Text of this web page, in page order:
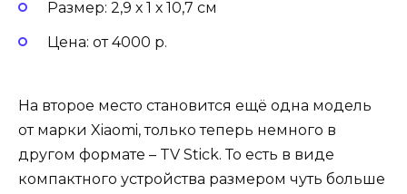
Размер: 2,9 х 1 х 10,7 см
Цена: от 4000 р.
На второе место становится ещё одна модель
от марки Xiaomi, только теперь немного в
другом формате – TV Stick. То есть в виде
компактного устройства размером чуть больше